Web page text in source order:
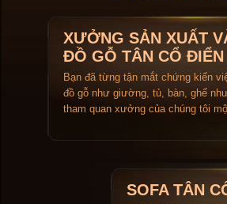
XƯỞNG SẢN XUẤT
ĐỒ GỖ TÂN CỔ ĐIỂN
Bạn đã từng tận mắt chứng kiến
đồ gỗ như giường, tủ, bàn, ghế
tham quan xưởng của chúng tôi
SOFA TÂN